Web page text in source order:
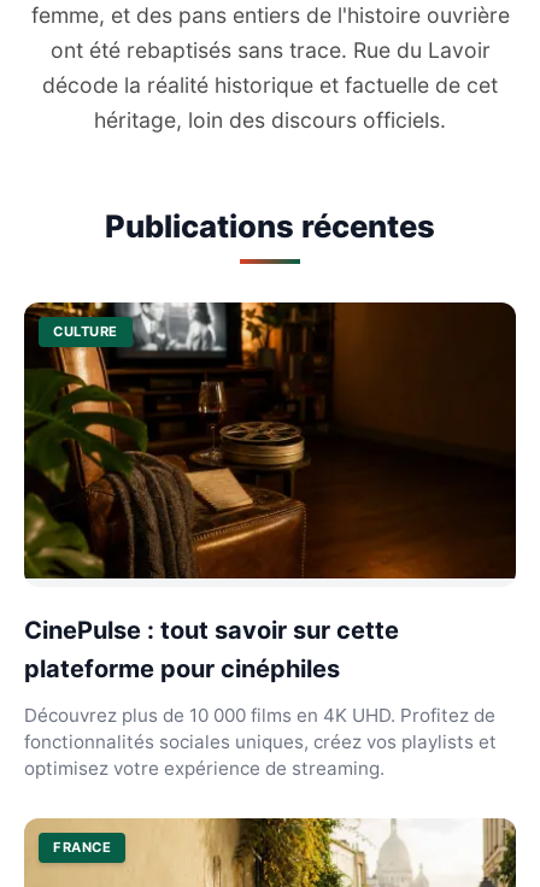
femme, et des pans entiers de l'histoire ouvrière
ont été rebaptisés sans trace. Rue du Lavoir
décode la réalité historique et factuelle de cet
héritage, loin des discours officiels.
Publications récentes
CULTURE
CinePulse : tout savoir sur cette
plateforme pour cinéphiles
Découvrez plus de 10 000 films en 4K UHD. Profitez de
fonctionnalités sociales uniques, créez vos playlists et
optimisez votre expérience de streaming.
FRANCE